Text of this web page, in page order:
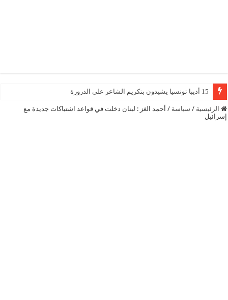
15 أديبا تونسيا يشيدون بتكريم الشاعر علي الدرورة
الرئيسية / سياسة / أحمد الغز : لبنان دخلت في قواعد اشتباكات جديدة مع
إسرائيل